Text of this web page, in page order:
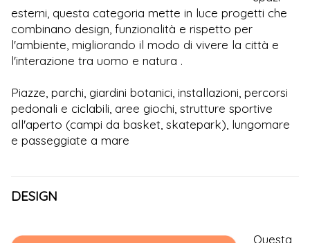
esterni, questa categoria mette in luce progetti che
combinano design, funzionalità e rispetto per
l'ambiente, migliorando il modo di vivere la città e
l'interazione tra uomo e natura .
Piazze, parchi, giardini botanici, installazioni, percorsi
pedonali e ciclabili, aree giochi, strutture sportive
all'aperto (campi da basket, skatepark), lungomare
e passeggiate a mare
DESIGN
Questa